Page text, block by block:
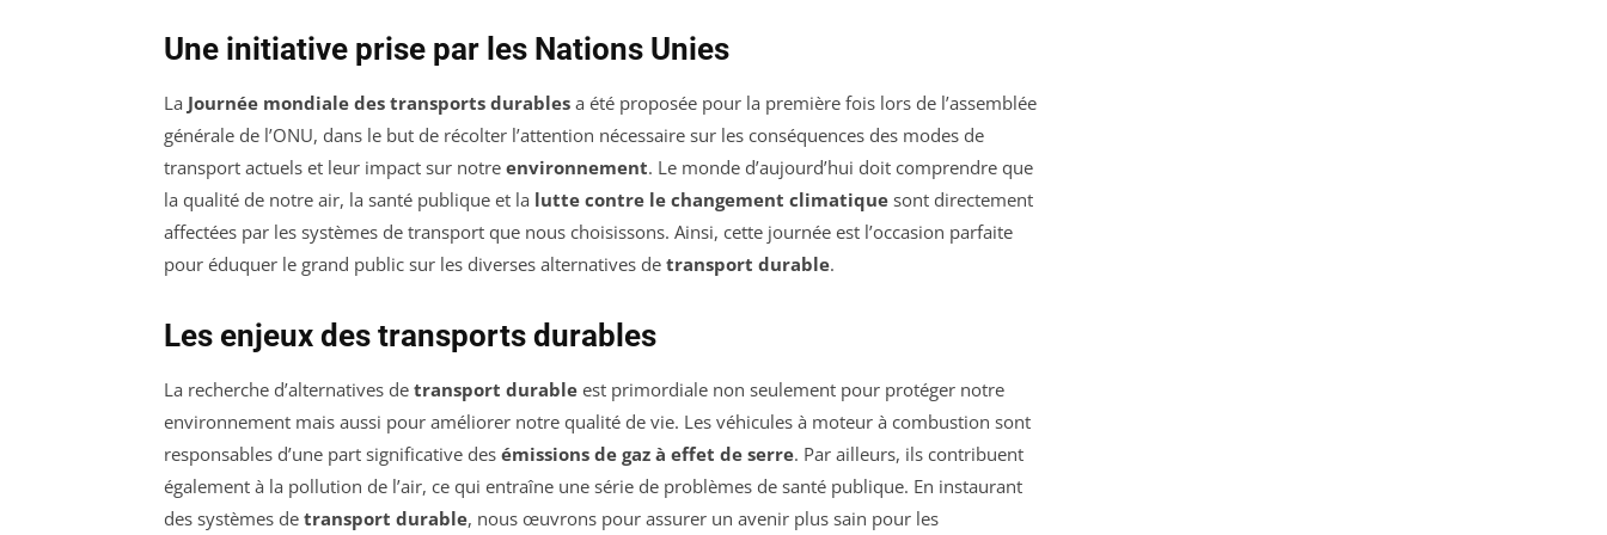
Une initiative prise par les Nations Unies
La Journée mondiale des transports durables a été proposée pour la première fois lors de l’assemblée
générale de l’ONU, dans le but de récolter l’attention nécessaire sur les conséquences des modes de
transport actuels et leur impact sur notre environnement. Le monde d’aujourd’hui doit comprendre que
la qualité de notre air, la santé publique et la lutte contre le changement climatique sont directement
affectées par les systèmes de transport que nous choisissons. Ainsi, cette journée est l’occasion parfaite
pour éduquer le grand public sur les diverses alternatives de transport durable.
Les enjeux des transports durables
La recherche d’alternatives de transport durable est primordiale non seulement pour protéger notre
environnement mais aussi pour améliorer notre qualité de vie. Les véhicules à moteur à combustion sont
responsables d’une part significative des émissions de gaz à effet de serre. Par ailleurs, ils contribuent
également à la pollution de l’air, ce qui entraîne une série de problèmes de santé publique. En instaurant
des systèmes de transport durable, nous œuvrons pour assurer un avenir plus sain pour les